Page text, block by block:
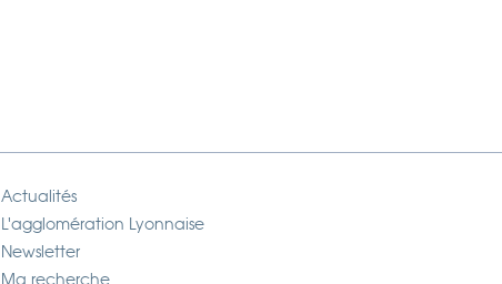
Actualités
L'agglomération Lyonnaise
Newsletter
Ma recherche